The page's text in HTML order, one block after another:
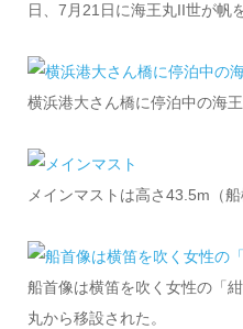
日、7月21日に海王丸II世が帆
横浜港大さん橋に停泊中の海
メインマストは高さ43.5m（船
船首像は横笛を吹く女性の「
丸から移設された。